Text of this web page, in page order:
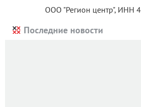
ООО "Регион центр", ИНН
Последние новости